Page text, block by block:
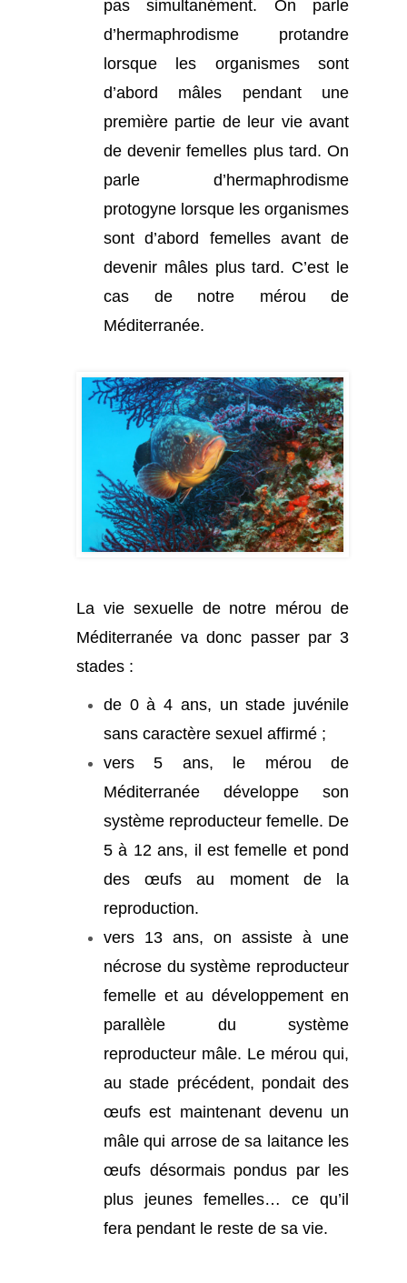
pas simultanément. On parle
d’hermaphrodisme protandre
lorsque les organismes sont
d’abord mâles pendant une
première partie de leur vie avant
de devenir femelles plus tard. On
parle d’hermaphrodisme
protogyne lorsque les organismes
sont d’abord femelles avant de
devenir mâles plus tard. C’est le
cas de notre mérou de
Méditerranée.
La vie sexuelle de notre mérou de
Méditerranée va donc passer par 3
stades :
de 0 à 4 ans, un stade juvénile
sans caractère sexuel affirmé ;
vers 5 ans, le mérou de
Méditerranée développe son
système reproducteur femelle. De
5 à 12 ans, il est femelle et pond
des œufs au moment de la
reproduction.
vers 13 ans, on assiste à une
nécrose du système reproducteur
femelle et au développement en
parallèle du système
reproducteur mâle. Le mérou qui,
au stade précédent, pondait des
œufs est maintenant devenu un
mâle qui arrose de sa laitance les
œufs désormais pondus par les
plus jeunes femelles… ce qu’il
fera pendant le reste de sa vie.